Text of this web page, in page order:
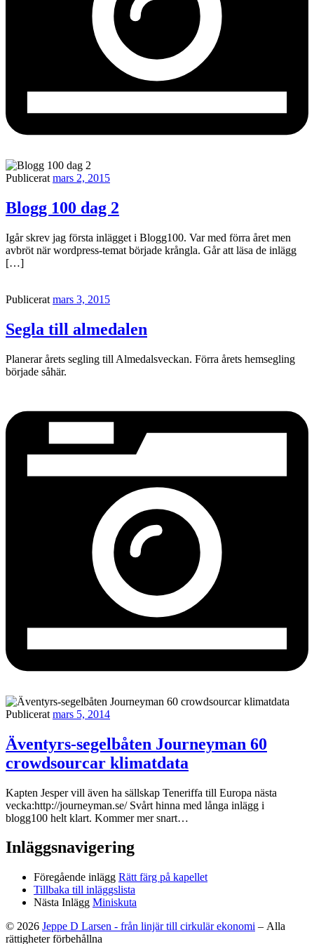
Publicerat mars 2, 2015
Blogg 100 dag 2
Igår skrev jag första inlägget i Blogg100. Var med förra året men
avbröt när wordpress-temat började krångla. Går att läsa de inlägg
[…]
Publicerat mars 3, 2015
Segla till almedalen
Planerar årets segling till Almedalsveckan. Förra årets hemsegling
började såhär.
Publicerat mars 5, 2014
Äventyrs-segelbåten Journeyman 60
crowdsourcar klimatdata
Kapten Jesper vill även ha sällskap Teneriffa till Europa nästa
vecka:http://journeyman.se/ Svårt hinna med långa inlägg i
blogg100 helt klart. Kommer mer snart…
Inläggsnavigering
Föregående inlägg Rätt färg på kapellet
Tillbaka till inläggslista
Nästa Inlägg Miniskuta
© 2026 Jeppe D Larsen - från linjär till cirkulär ekonomi – Alla
rättigheter förbehållna